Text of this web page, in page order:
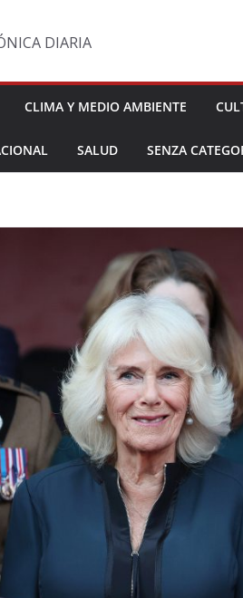
DIARIA
CLIMA Y MEDIO AMBIENTE
SALUD SENZA